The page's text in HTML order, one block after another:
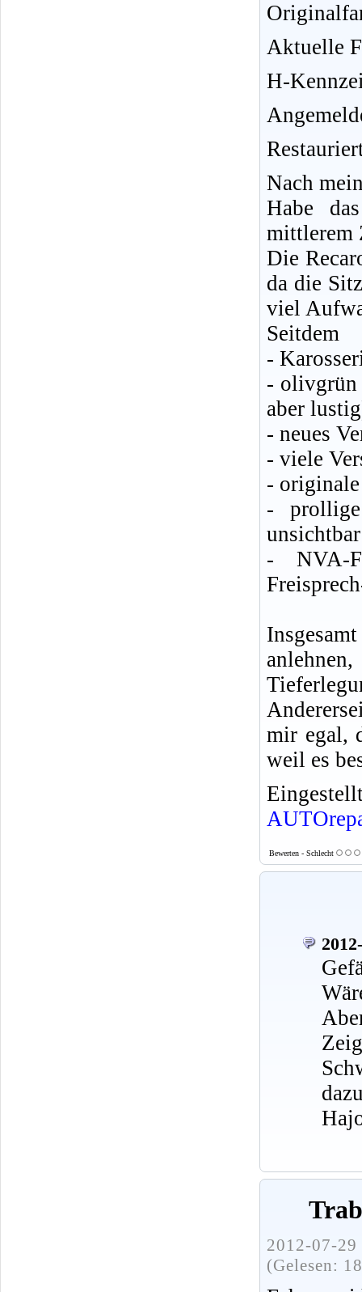
Aktuelle
H-
Nach
Habe
mittlerem
Die
da die
viel
Seitdem
-
- olivgrün
aber
- neues
- viele
-
-
unsichtbar
- NVA-
mir egal,
weil es
Bewerten - Schlecht
2012-07-
(Gelesen: